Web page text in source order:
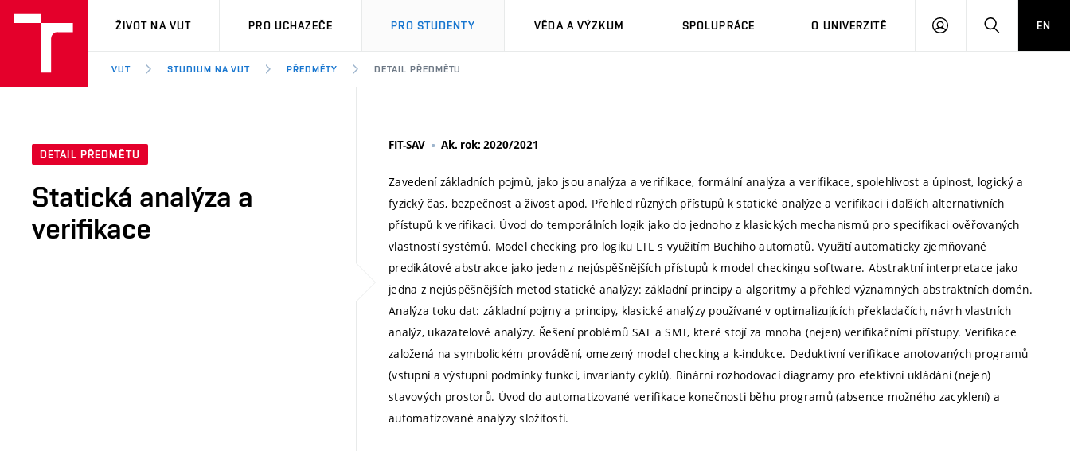
VUT
ŽIVOT NA VUT PRO UCHAZEČE PRO STUDENTY VĚDA A VÝZKUM SPOLUPRÁCE O UNIVERZITĚ
PŘIHLÁSIT HLEDATEN
VUT STUDIUM NA VUT PŘEDMĚTY DETAIL PŘEDMĚTU
DETAIL PŘEDMĚTU
Statická analýza a
verifikace
FIT-SAV Ak. rok: 2020/2021
Zavedení základních pojmů, jako jsou analýza a verifikace, formální analýza a verifikace, spolehlivost a úplnost, logický a
fyzický čas, bezpečnost a živost apod. Přehled různých přístupů k statické analýze a verifikaci i dalších alternativních
přístupů k verifikaci. Úvod do temporálních logik jako do jednoho z klasických mechanismů pro specifikaci ověřovaných
vlastností systémů. Model checking pro logiku LTL s využitím Büchiho automatů. Využití automaticky zjemňované
predikátové abstrakce jako jeden z nejúspěšnějších přístupů k model checkingu software. Abstraktní interpretace jako
jedna z nejúspěšnějších metod statické analýzy: základní principy a algoritmy a přehled významných abstraktních domén.
Analýza toku dat: základní pojmy a principy, klasické analýzy používané v optimalizujících překladačích, návrh vlastních
analýz, ukazatelové analýzy. Řešení problémů SAT a SMT, které stojí za mnoha (nejen) verifikačními přístupy. Verifikace
založená na symbolickém provádění, omezený model checking a k-indukce. Deduktivní verifikace anotovaných programů
(vstupní a výstupní podmínky funkcí, invarianty cyklů). Binární rozhodovací diagramy pro efektivní ukládání (nejen)
stavových prostorů. Úvod do automatizované verifikace konečnosti běhu programů (absence možného zacyklení) a
automatizované analýzy složitosti.